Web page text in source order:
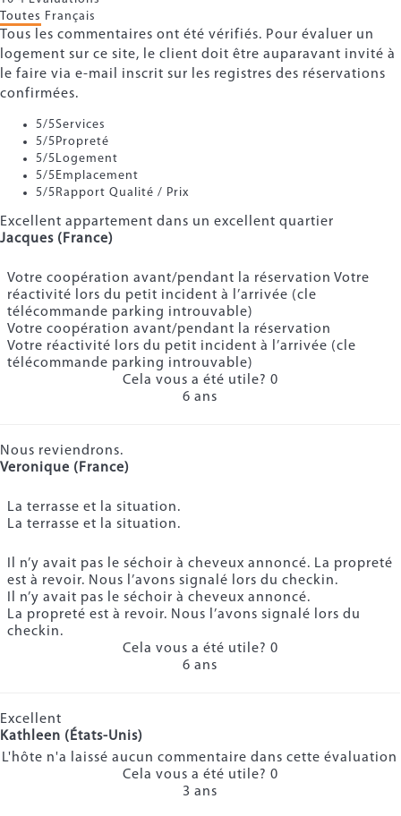
Toutes Français
Tous les commentaires ont été vérifiés. Pour évaluer un
logement sur ce site, le client doit être auparavant invité à
le faire via e-mail inscrit sur les registres des réservations
confirmées.
5/5Services
5/5Propreté
5/5Logement
5/5Emplacement
5/5Rapport Qualité / Prix
Excellent appartement dans un excellent quartier
Jacques (France)
Votre coopération avant/pendant la réservation Votre
réactivité lors du petit incident à l’arrivée (cle
télécommande parking introuvable)
Votre coopération avant/pendant la réservation
Votre réactivité lors du petit incident à l’arrivée (cle
télécommande parking introuvable)
Cela vous a été utile? 0
6 ans
Nous reviendrons.
Veronique (France)
La terrasse et la situation.
La terrasse et la situation.
Il n’y avait pas le séchoir à cheveux annoncé. La propreté
est à revoir. Nous l’avons signalé lors du checkin.
Il n’y avait pas le séchoir à cheveux annoncé.
La propreté est à revoir. Nous l’avons signalé lors du
checkin.
Cela vous a été utile? 0
6 ans
Excellent
Kathleen (États-Unis)
L'hôte n'a laissé aucun commentaire dans cette évaluation
Cela vous a été utile? 0
3 ans